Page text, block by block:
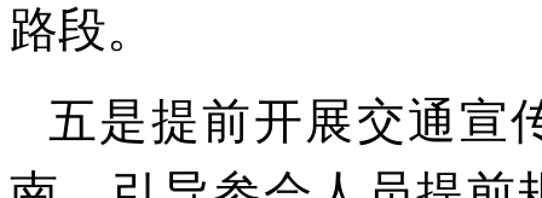
路段。
五是提前开展交通宣